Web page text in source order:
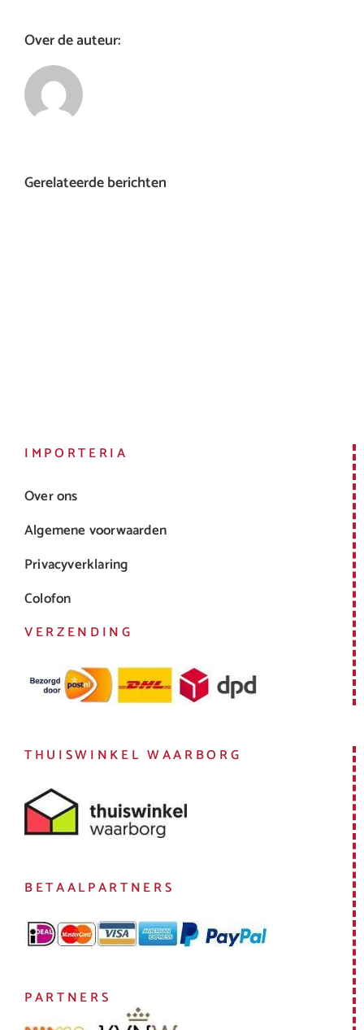
Over de auteur:
Gerelateerde berichten
IMPORTERIA
Over ons
Algemene voorwaarden
Privacyverklaring
Colofon
VERZENDING
THUISWINKEL WAARBORG
BETAALPARTNERS
PARTNERS